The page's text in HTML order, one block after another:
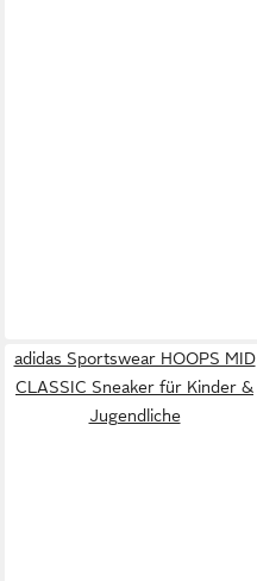
adidas Sportswear HOOPS MID
CLASSIC Sneaker für Kinder &
Jugendliche